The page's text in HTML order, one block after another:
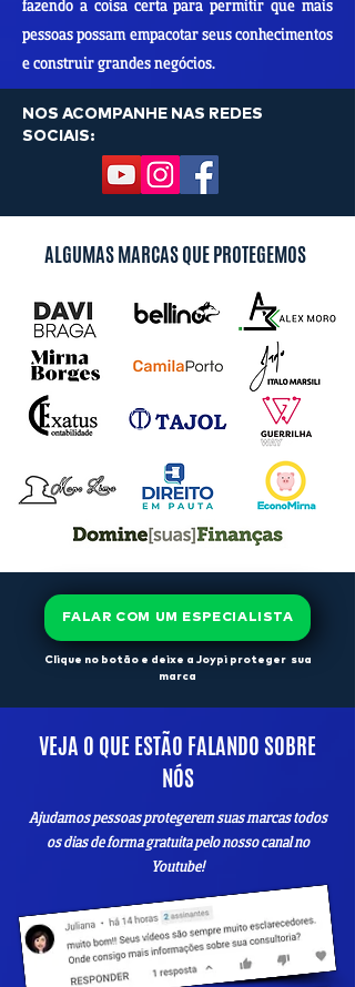
fazendo a coisa certa para permitir que mais
pessoas possam empacotar seus conhecimentos
e construir grandes negócios.
NOS ACOMPANHE NAS REDES
SOCIAIS:
ALGUMAS MARCAS QUE PROTEGEMOS
FALAR COM UM ESPECIALISTA
Clique no botão e deixe a Joypi proteger sua
marca
VEJA O QUE ESTÃO FALANDO SOBRE
NÓS
Ajudamos pessoas protegerem suas marcas todos
os dias de forma gratuita pelo nosso canal no
Youtube!